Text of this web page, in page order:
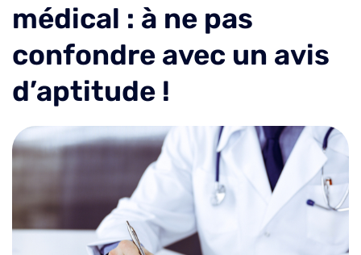
médical : à ne pas
confondre avec un avis
d’aptitude !